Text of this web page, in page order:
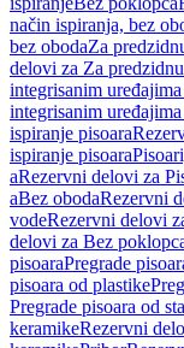
način ispiranja, bez
bez obodaZa
delovi za Za
integrisanim
integrisanim
ispiranje pisoara
ispiranje pisoara
aRezervni delovi za
aBez obodaRezervni
vodeRezervni delovi
delovi za Bez
pisoaraPregrade
pisoara od plastike
Pregrade pisoara od
keramikeRezervni